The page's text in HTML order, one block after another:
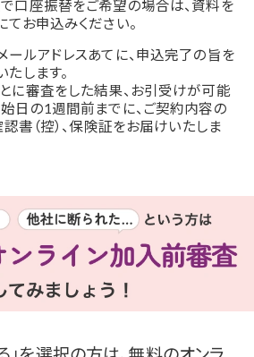
口座振替をご希望の場合は、資料を
お申込みください。
ールアドレスあてに、申込完了の旨を
します。
に審査をした結果、お引受けが可能
日の1週間前までに、ご契約内容の
書（控）、保険証をお届けいたしま